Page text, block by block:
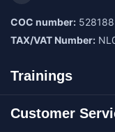
COC number:
TAX/VAT Number:
Trainings
Customer